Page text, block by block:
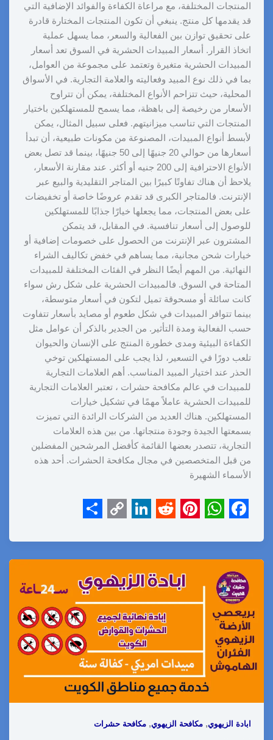
المنتجات المختلفة، مع مراعاة الكفاءة والفوائد الإضافية التي
قد يقدمها كل منتج. ينبغي أن تكون المنتجات المختارة قادرة
على تحقيق توازن بين الفعالية والسعر، مما يسهل عملية
اتخاذ القرار. أسعار المبيدات الحشرية في السوق تعد أسعار
المبيدات الحشرية متغيرة وتعتمد على مجموعة من العوامل،
بما في ذلك نوع المبيد وفعاليته والعلامة التجارية. في الأسواق
المحلية، حيث تتزاحم الأنواع المختلفة، يمكن أن تتراوح
الأسعار من رخيصة إلى باهظة، مما يسمح للمستهلكين باختيار
المنتجات التي تناسب ميزانيتهم. فعلى سبيل المثال، يمكن
لأبسط أنواع المبيدات، المصنوعة من مكونات طبيعية، أن تبدأ
أسعارها من حوالي 20 جنيهًا إلى 50 جنيهًا، بينما قد تصل بعض
الأنواع الاحترافية إلى 200 جنيه أو أكثر. عند مقارنة الأسعار،
يلاحظ أن هناك تفاوتًا كبيرًا بين المتاجر التقليدية والبيع عبر
الإنترنت. فالمتاجر الكبرى قد تقدم عروضًا خاصة أو تخفيضات
على بعض المنتجات، مما يجعلها خيارًا جذابًا للمستهلكين
للوصول إلى أسعار تنافسية. في المقابل، قد يتمكن
المشترون عبر الإنترنت من الحصول على خصومات إضافية أو
خيارات شحن مجانية، مما يساهم في خفض تكاليف الشراء
النهائية. من المهم أيضًا النظر في الفئات المختلفة للمبيدات
المتاحة في السوق. فالمبيدات الحشرية على شكل رش سواء
كانت سائلة أو مسحوقة تميل لتكون في أسعار متوسطة،
بينما تتوافر المبيدات في شكل طعوم أو مصايد بأسعار تتفاوت
حسب الفعالية ومدة التأثير. من الجدير بالذكر أن عوامل مثل
الكفاءة البيئية ومدى خطورة المنتج على الإنسان والحيوان
تلعب دورًا في التسعير، لذا يجب على المستهلكين توخي
الحذر عند اختيار المبيد المناسب. أهم العلامات التجارية
للمبيدات في عالم مكافحة حشرات ، تعتبر العلامات التجارية
للمبيدات الحشرية عاملاً مهمًا في تشكيل خيارات
المستهلكين. هناك العديد من الشركات الرائدة التي تميزت
بسمعتها الجيدة وجودة منتجاتها. من بين هذه العلامات
التجارية، تتصدر بعضها القائمة كأفضل المرشحين المفضلين
من قبل المتخصصين في مجال مكافحة الحشرات. أحد هذه
الأسماء الشهيرة
a
c
e
b
o
o
k
h
t
s
A
p
p
i
e
e
s
t
e
d
d
i
i
n
k
e
d
I
n
o
y
L
i
n
k
h
r
e
ابادة الزيهوي,مكافحة الزيهوي,مكافحة حشرات